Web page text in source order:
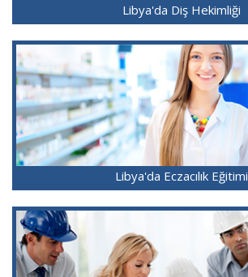
Libya'da Diş Hekimliği
Libya'da Eczacılık Eğitimi